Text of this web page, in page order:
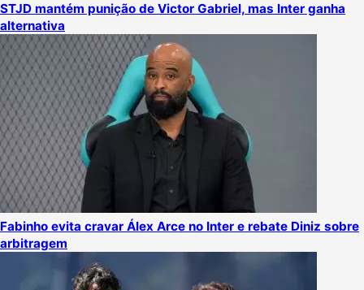
STJD mantém punição de Victor Gabriel, mas Inter ganha
alternativa
Fabinho evita cravar Álex Arce no Inter e rebate Diniz sobre
arbitragem